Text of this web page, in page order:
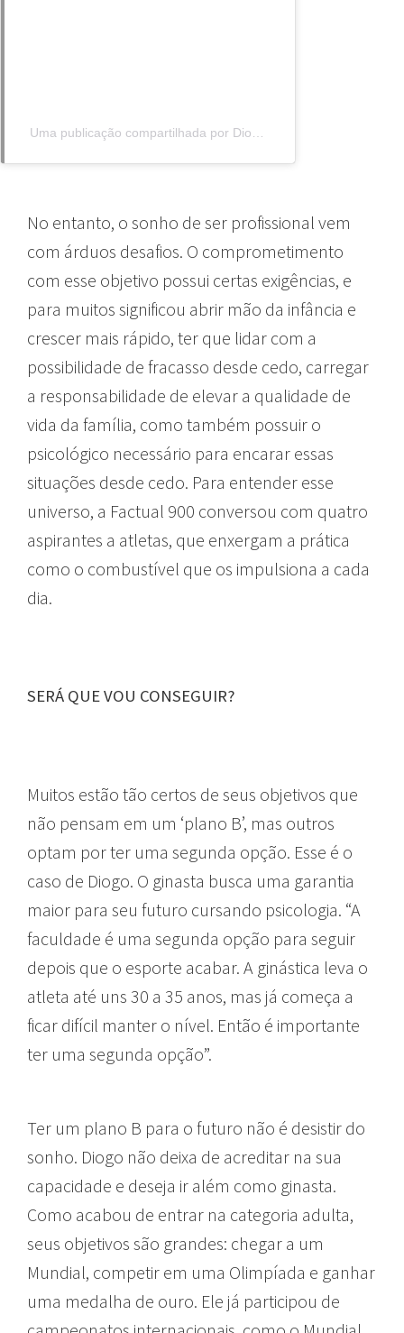
Uma publicação compartilhada por Diogo Speranza (@dig_speranza)
No entanto, o sonho de ser profissional vem
com árduos desafios. O comprometimento
com esse objetivo possui certas exigências, e
para muitos significou abrir mão da infância e
crescer mais rápido, ter que lidar com a
possibilidade de fracasso desde cedo, carregar
a responsabilidade de elevar a qualidade de
vida da família, como também possuir o
psicológico necessário para encarar essas
situações desde cedo. Para entender esse
universo, a Factual 900 conversou com quatro
aspirantes a atletas, que enxergam a prática
como o combustível que os impulsiona a cada
dia.
SERÁ QUE VOU CONSEGUIR?
Muitos estão tão certos de seus objetivos que
não pensam em um ‘plano B’, mas outros
optam por ter uma segunda opção. Esse é o
caso de Diogo. O ginasta busca uma garantia
maior para seu futuro cursando psicologia. “A
faculdade é uma segunda opção para seguir
depois que o esporte acabar. A ginástica leva o
atleta até uns 30 a 35 anos, mas já começa a
ficar difícil manter o nível. Então é importante
ter uma segunda opção”.
Ter um plano B para o futuro não é desistir do
sonho. Diogo não deixa de acreditar na sua
capacidade e deseja ir além como ginasta.
Como acabou de entrar na categoria adulta,
seus objetivos são grandes: chegar a um
Mundial, competir em uma Olimpíada e ganhar
uma medalha de ouro. Ele já participou de